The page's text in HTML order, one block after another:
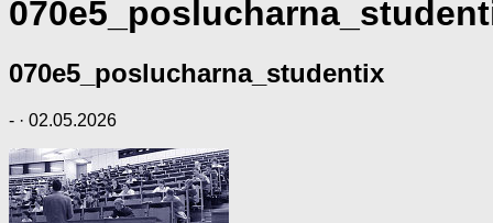
070e5_poslucharna_studentix
- · 02.05.2026